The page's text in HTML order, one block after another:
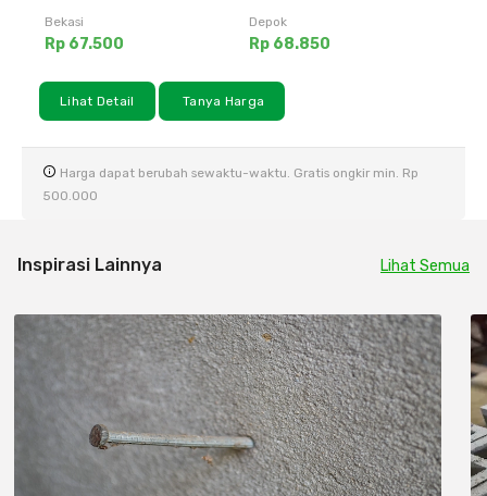
Bekasi
Rp 67.500
Depok
Rp 68.850
Lihat Detail Tanya Harga
Harga dapat berubah sewaktu-waktu. Gratis ongkir min. Rp
500.000
Inspirasi Lainnya Lihat Semua